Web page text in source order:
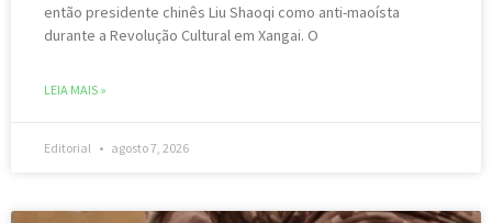
então presidente chinês Liu Shaoqi como anti-maoísta
durante a Revolução Cultural em Xangai. O
LEIA MAIS »
Editorial agosto 7, 2026